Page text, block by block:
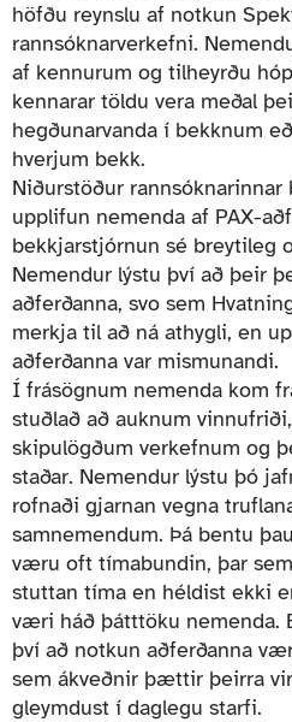
höfðu reynslu af notkun
rannsóknarverkefni.
af kennurum og tilheyrðu
kennarar töldu vera meðal
hegðunarvanda í bekknum
hverjum bekk.
Niðurstöður rannsóknarinnar
upplifun nemenda af PAX-
bekkjarstjórnun sé breytileg
Nemendur lýstu því að þeir
aðferðanna, svo sem
merkja til að ná athygli, en
aðferðanna var mismunandi.
Í frásögnum nemenda kom
stuðlað að auknum
skipulögðum verkefnum og
staðar. Nemendur lýstu þó
rofnaði gjarnan vegna
samnemendum. Þá bentu
væru oft tímabundin, þar
stuttan tíma en héldist ekki
væri háð þátttöku nemenda.
því að notkun aðferðanna
sem ákveðnir þættir þeirra
gleymdust í daglegu starfi.